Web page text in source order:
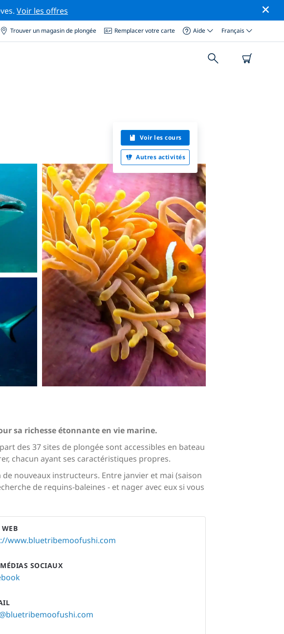
Voir les offres
Trouver un magasin de plongée Remplacer votre carte Aide Français
Voir les cours
Autres activités
sa richesse étonnante en vie marine.
des 37 sites de plongée sont accessibles en bateau
chacun ayant ses caractéristiques propres.
nouveaux instructeurs. Entre janvier et mai (saison
de requins-baleines - et nager avec eux si vous
www.bluetribemoofushi.com
SOCIAUX